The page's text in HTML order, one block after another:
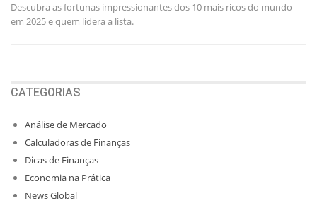
Descubra as fortunas impressionantes dos 10 mais ricos do mundo
em 2025 e quem lidera a lista.
CATEGORIAS
Análise de Mercado
Calculadoras de Finanças
Dicas de Finanças
Economia na Prática
News Global